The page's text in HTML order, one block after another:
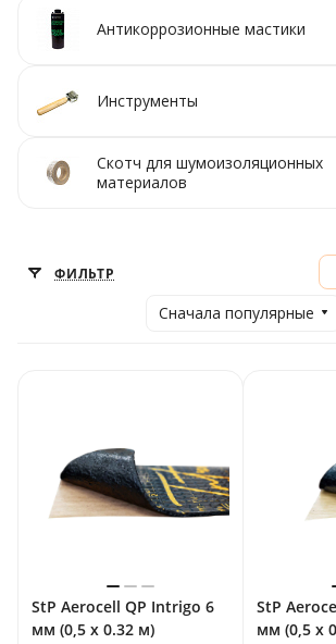
Антикоррозионные мастики
Инструменты
Скотч для шумоизоляционных
материалов
ФИЛЬТР
Сначала популярные
StP Aerocell QP Intrigo 6
мм (0,5 x 0.32 м)
StP
мм (0,5 x